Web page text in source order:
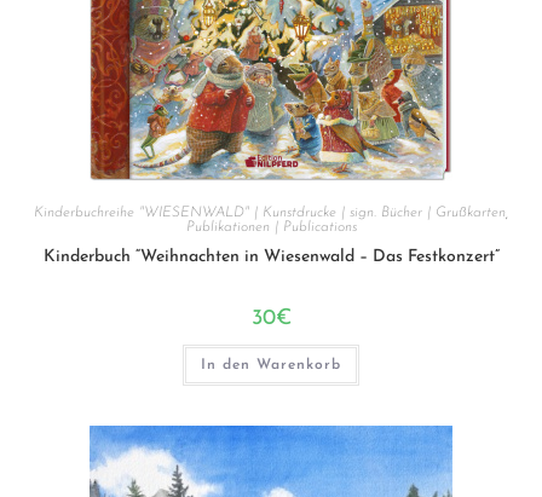
Kinderbuchreihe "WIESENWALD" | Kunstdrucke | sign. Bücher | Grußkarten
Publikationen | Publications
Kinderbuch “Weihnachten in Wiesenwald – Das Festkonzert”
30€
In den Warenkorb